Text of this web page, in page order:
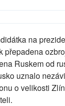
na
přepadena
Ruskem od
uznalo
o velikosti